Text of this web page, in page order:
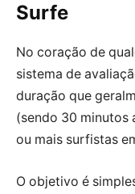
Surfe
No coração de
sistema de
duração que
(sendo 30 minutos
ou mais surfistas
O objetivo é